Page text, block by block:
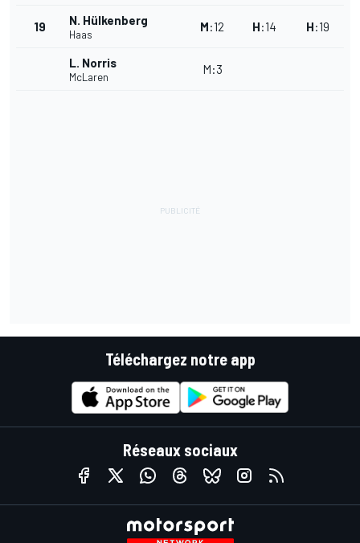
19 N. Hülkenberg
Haas
M:12 H:14 H:19
L. Norris
McLaren
M:3
Téléchargez notre app
Réseaux sociaux